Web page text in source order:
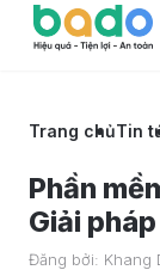
Trang chủTin
Phần
Giải
Đăng bởi: Khang